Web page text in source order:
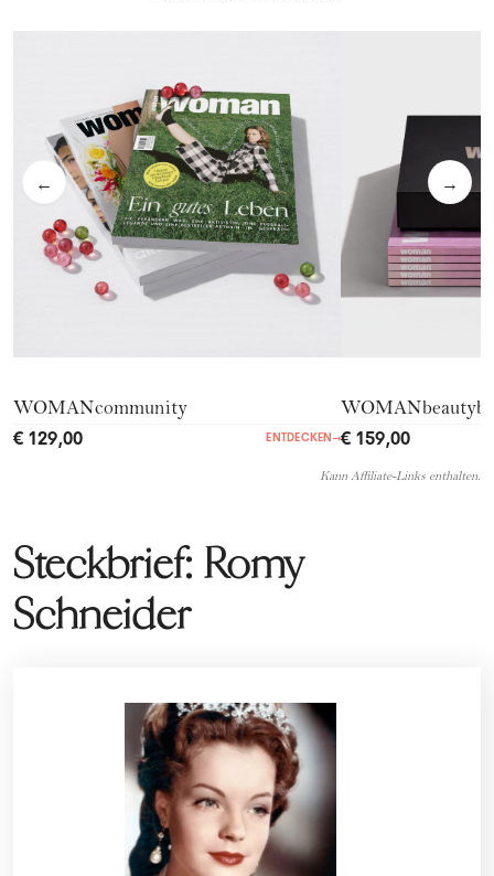
← →
WOMANcommunity
€ 129,00 ENTDECKEN →€ 159,00
Kann Affiliate-Links enthalten.
Steckbrief: Romy
Schneider